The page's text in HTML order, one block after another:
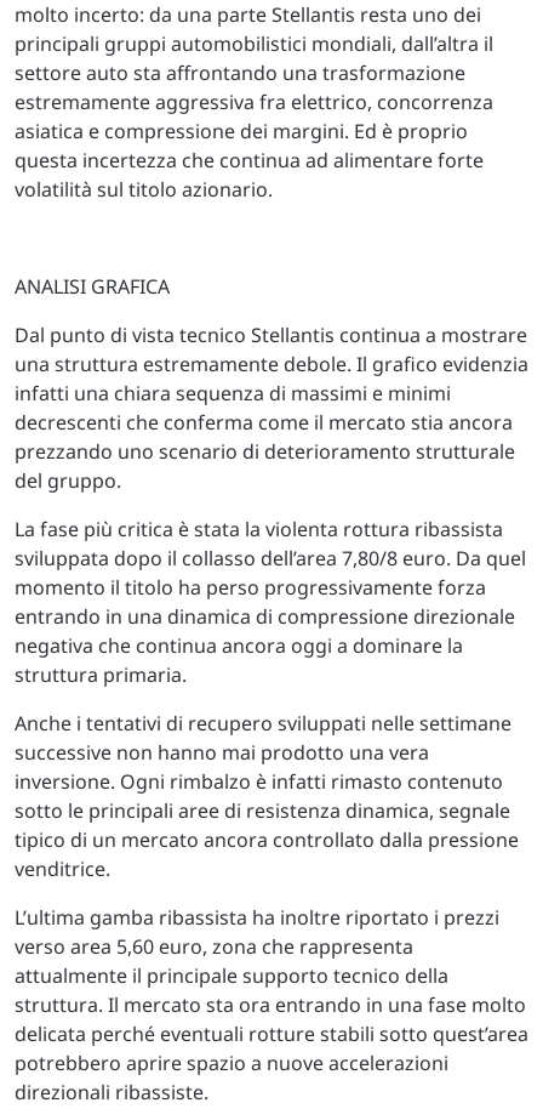
molto incerto: da una parte Stellantis resta uno dei
principali gruppi automobilistici mondiali, dall’altra il
settore auto sta affrontando una trasformazione
estremamente aggressiva fra elettrico, concorrenza
asiatica e compressione dei margini. Ed è proprio
questa incertezza che continua ad alimentare forte
volatilità sul titolo azionario.
ANALISI GRAFICA
Dal punto di vista tecnico Stellantis continua a mostrare
una struttura estremamente debole. Il grafico evidenzia
infatti una chiara sequenza di massimi e minimi
decrescenti che conferma come il mercato stia ancora
prezzando uno scenario di deterioramento strutturale
del gruppo.
La fase più critica è stata la violenta rottura ribassista
sviluppata dopo il collasso dell’area 7,80/8 euro. Da quel
momento il titolo ha perso progressivamente forza
entrando in una dinamica di compressione direzionale
negativa che continua ancora oggi a dominare la
struttura primaria.
Anche i tentativi di recupero sviluppati nelle settimane
successive non hanno mai prodotto una vera
inversione. Ogni rimbalzo è infatti rimasto contenuto
sotto le principali aree di resistenza dinamica, segnale
tipico di un mercato ancora controllato dalla pressione
venditrice.
L’ultima gamba ribassista ha inoltre riportato i prezzi
verso area 5,60 euro, zona che rappresenta
attualmente il principale supporto tecnico della
struttura. Il mercato sta ora entrando in una fase molto
delicata perché eventuali rotture stabili sotto quest’area
potrebbero aprire spazio a nuove accelerazioni
direzionali ribassiste.